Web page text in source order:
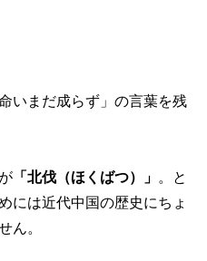
いまだ成らず」の言葉を残
「北伐（ほくばつ）」
。と
には近代中国の歴史にちょ
ん。